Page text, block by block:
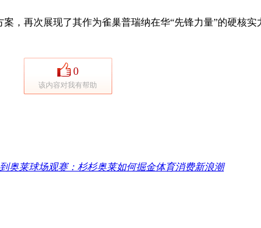
再次展现了其作为雀巢普瑞纳在华“先锋力量”的硬核实
0
该内容对我有帮助
奥莱球场观赛：杉杉奥莱如何掘金体育消费新浪潮